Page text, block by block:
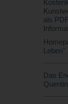
als
Leben"
Das